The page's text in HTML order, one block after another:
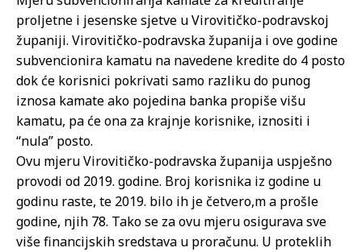
proljetne i jesenske sjetve u Virovitičko-podravskoj
županiji. Virovitičko-podravska županija i ove godine
subvencionira kamatu na navedene kredite do 4 posto
dok će korisnici pokrivati samo razliku do punog
iznosa kamate ako pojedina banka propiše višu
kamatu, pa će ona za krajnje korisnike, iznositi i
“nula” posto.
Ovu mjeru Virovitičko-podravska županija uspješno
provodi od 2019. godine. Broj korisnika iz godine u
godinu raste, te 2019. bilo ih je četvero,m a prošle
godine, njih 78. Tako se za ovu mjeru osigurava sve
više financijskih sredstava u proračunu. U proteklih